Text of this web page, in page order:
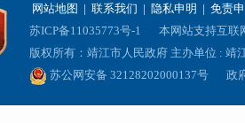
网站地图 | 联系我们 | 隐私申明 | 免责
苏ICP备11035773号-1
本网站支持互联
版权所有：靖江市人民政府 主办单位 : 靖
苏公网安备 32128202000137号
政